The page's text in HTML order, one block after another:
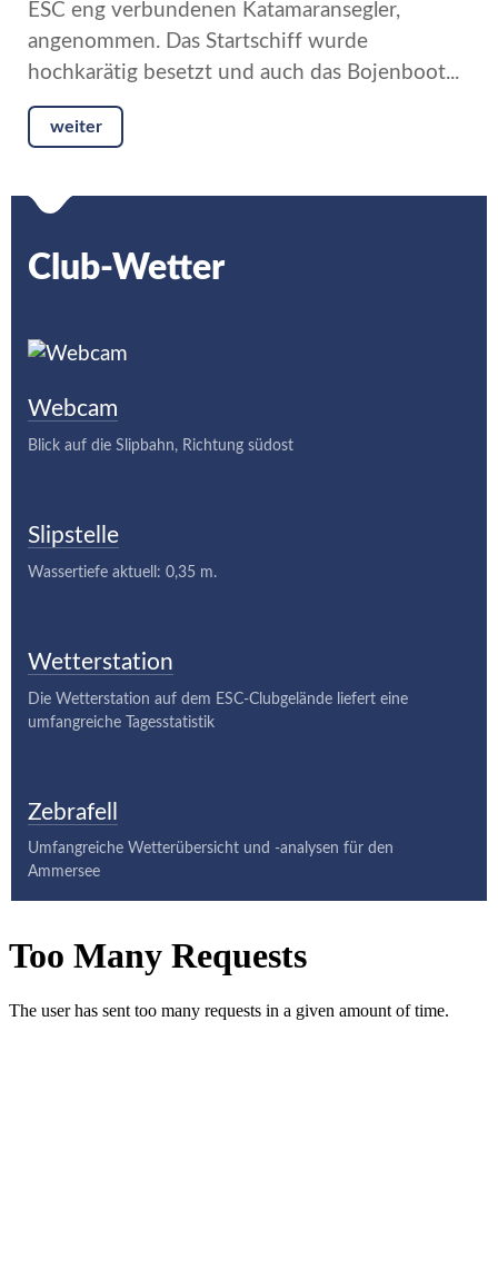
ESC eng verbundenen Katamaransegler,
angenommen. Das Startschiff wurde
hochkarätig besetzt und auch das Bojenboot...
weiter
Club-Wetter
Webcam
Blick auf die Slipbahn, Richtung südost
Slipstelle
Wassertiefe aktuell: 0,35 m.
Wetterstation
Die Wetterstation auf dem ESC-Clubgelände liefert eine
umfangreiche Tagesstatistik
Zebrafell
Umfangreiche Wetterübersicht und -analysen für den
Ammersee